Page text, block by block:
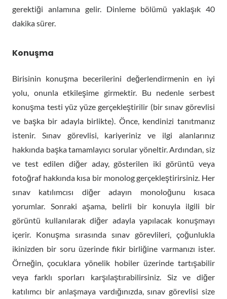
gerektiği anlamına gelir. Dinleme bölümü yaklaşık 40
dakika sürer.
Konuşma
Birisinin konuşma becerilerini değerlendirmenin en iyi
yolu, onunla etkileşime girmektir. Bu nedenle serbest
konuşma testi yüz yüze gerçekleştirilir (bir sınav görevlisi
ve başka bir adayla birlikte). Önce, kendinizi tanıtmanız
istenir. Sınav görevlisi, kariyeriniz ve ilgi alanlarınız
hakkında başka tamamlayıcı sorular yöneltir. Ardından, siz
ve test edilen diğer aday, gösterilen iki görüntü veya
fotoğraf hakkında kısa bir monolog gerçekleştirirsiniz. Her
sınav katılımcısı diğer adayın monoloğunu kısaca
yorumlar. Sonraki aşama, belirli bir konuyla ilgili bir
görüntü kullanılarak diğer adayla yapılacak konuşmayı
içerir. Konuşma sırasında sınav görevlileri, çoğunlukla
ikinizden bir soru üzerinde fikir birliğine varmanızı ister.
Örneğin, çocuklara yönelik hobiler üzerinde tartışabilir
veya farklı sporları karşılaştırabilirsiniz. Siz ve diğer
katılımcı bir anlaşmaya vardığınızda, sınav görevlisi size